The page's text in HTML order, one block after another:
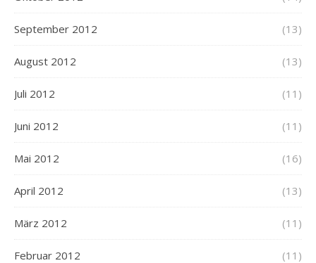
September 2012 (13)
August 2012 (13)
Juli 2012 (11)
Juni 2012 (11)
Mai 2012 (16)
April 2012 (13)
März 2012 (11)
Februar 2012 (11)